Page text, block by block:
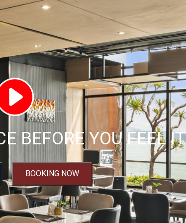
BEFORE YOU FEEL IT
BOOKING NOW